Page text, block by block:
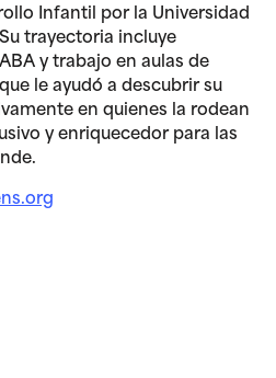
Infantil por la Universidad
trayectoria incluye
y trabajo en aulas de
le ayudó a descubrir su
en quienes la rodean
y enriquecedor para las